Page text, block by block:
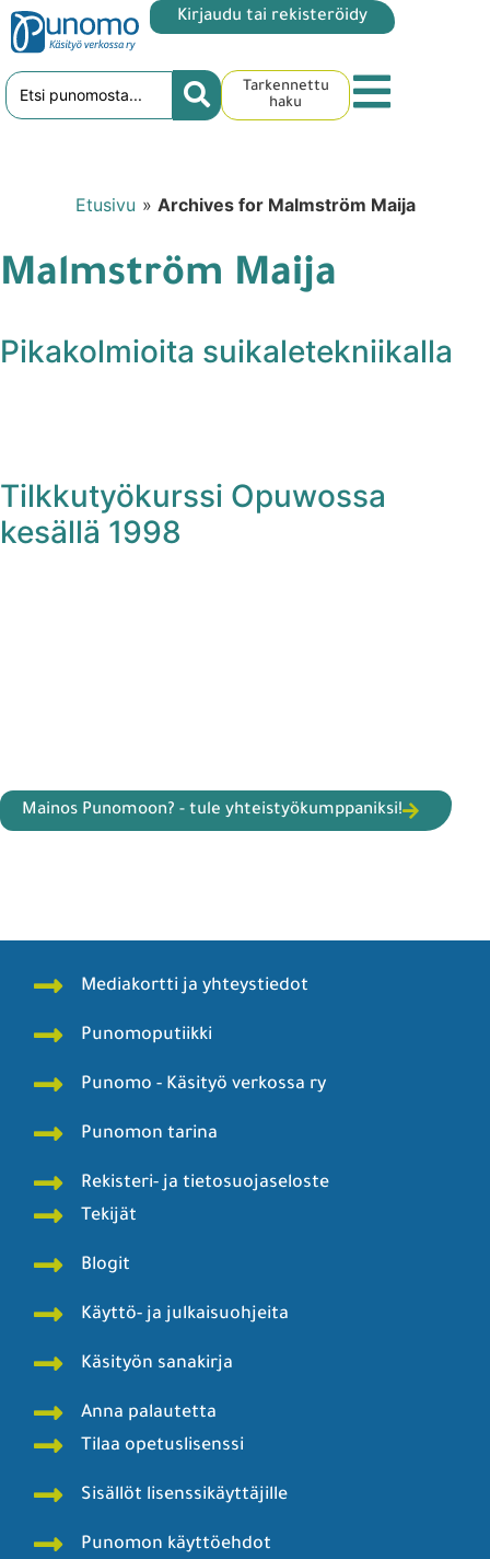
Kirjaudu tai rekisteröidy
Tarkennettu
haku
Etusivu » Archives for Malmström Maija
Malmström Maija
Pikakolmioita suikaletekniikalla
Tilkkutyökurssi Opuwossa
kesällä 1998
Mainos Punomoon? - tule yhteistyökumppaniksi!
Mediakortti ja yhteystiedot
Punomoputiikki
Punomo - Käsityö verkossa ry
Punomon tarina
Rekisteri- ja tietosuojaseloste
Tekijät
Blogit
Käyttö- ja julkaisuohjeita
Käsityön sanakirja
Anna palautetta
Tilaa opetuslisenssi
Sisällöt lisenssikäyttäjille
Punomon käyttöehdot